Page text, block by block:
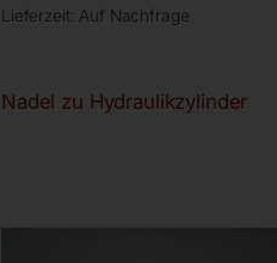
Lieferzeit: Auf Nachfrage
Nadel zu Hydraulikzylinder